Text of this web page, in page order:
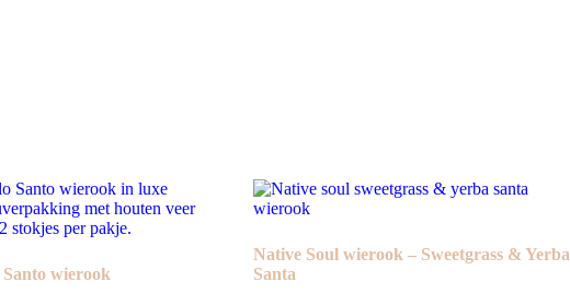
wierook
Native Soul wierook – Sweetgrass & Yerba
Santa